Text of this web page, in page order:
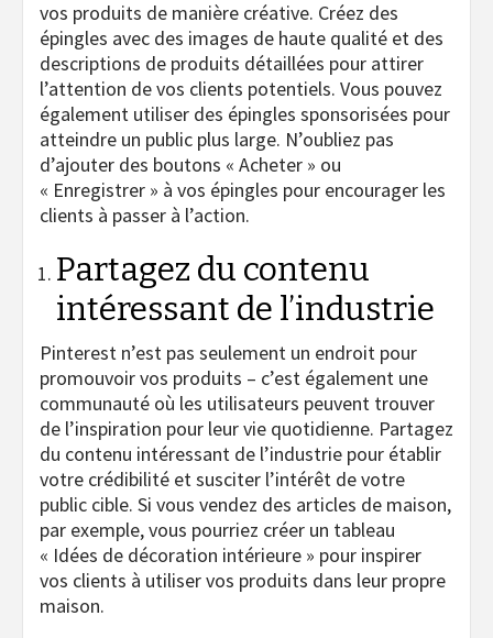
vos produits de manière créative. Créez des
épingles avec des images de haute qualité et des
descriptions de produits détaillées pour attirer
l’attention de vos clients potentiels. Vous pouvez
également utiliser des épingles sponsorisées pour
atteindre un public plus large. N’oubliez pas
d’ajouter des boutons « Acheter » ou
« Enregistrer » à vos épingles pour encourager les
clients à passer à l’action.
Partagez du contenu
intéressant de l’industrie
Pinterest n’est pas seulement un endroit pour
promouvoir vos produits – c’est également une
communauté où les utilisateurs peuvent trouver
de l’inspiration pour leur vie quotidienne. Partagez
du contenu intéressant de l’industrie pour établir
votre crédibilité et susciter l’intérêt de votre
public cible. Si vous vendez des articles de maison,
par exemple, vous pourriez créer un tableau
« Idées de décoration intérieure » pour inspirer
vos clients à utiliser vos produits dans leur propre
maison.